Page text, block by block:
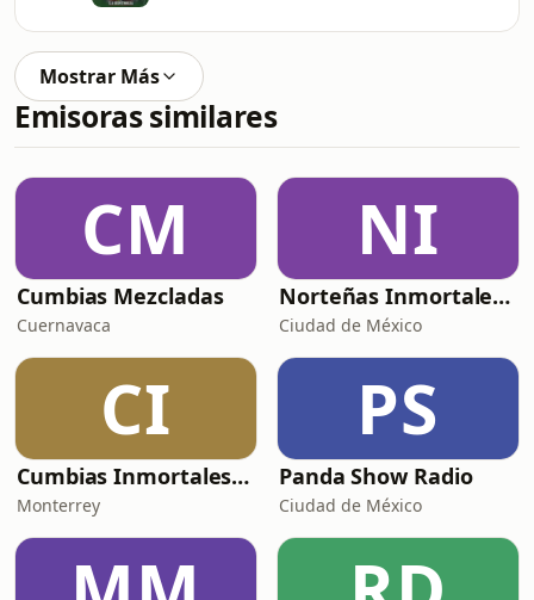
Mostrar Más
Emisoras similares
CM
Cumbias Mezcladas
Cuernavaca
NI
Norteñas Inmortales Radio
Ciudad de México
CI
Cumbias Inmortales Radio
Monterrey
PS
Panda Show Radio
Ciudad de México